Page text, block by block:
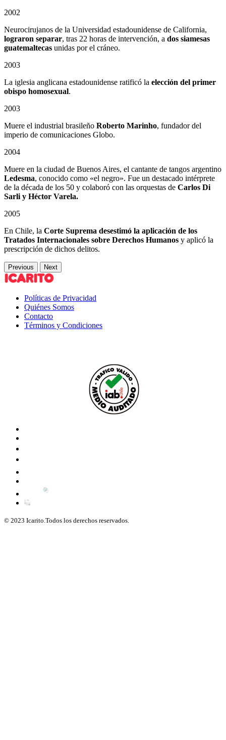
2002
Neurocirujanos de la Universidad estadounidense de California,
lograron separar, tras 22 horas de intervención, a dos siamesas
guatemaltecas unidas por el cráneo.
2003
La iglesia anglicana estadounidense ratificó la elección del primer
obispo homosexual.
2003
Muere el industrial brasileño Roberto Marinho, fundador del
imperio de comunicaciones Globo.
2004
Muere en la ciudad de Buenos Aires, el cantante de tangos argentino
Ledesma, conocido como «el negro». Fue un destacado intérprete
de la década de los 50 y colaboró con las orquestas de Carlos Di
Sarli y Héctor Varela.
2005
En Chile, la Corte Suprema desestimó la aplicación de los
Tratados Internacionales sobre Derechos Humanos y aplicó la
prescripción de dichos delitos.
Previous Next
Políticas de Privacidad
Quiénes Somos
Contacto
Términos y Condiciones
© 2023 Icarito.Todos los derechos reservados.